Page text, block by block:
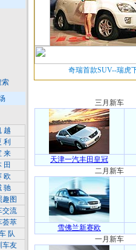
索
越
利
来
田
欧
驰
趣图
交流
荟萃
队
车友
奇瑞首款SUV--瑞虎
三月新车
天津一汽丰田皇冠
二月新车
雪佛兰新赛欧
一月新车